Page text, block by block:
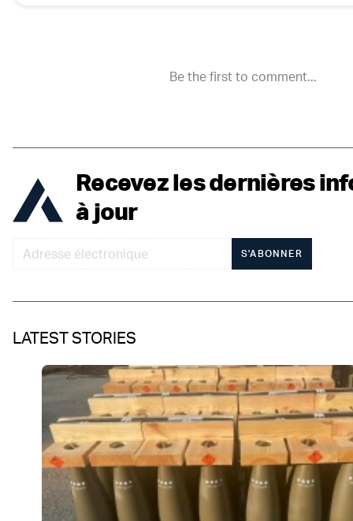
Recevez les dernières
à jour
S'ABONNER
LATEST STORIES